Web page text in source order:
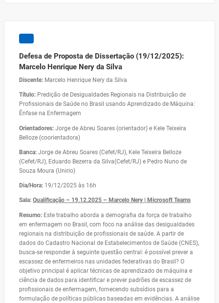
Defesa de Proposta de Dissertação (19/12/2025):
Marcelo Henrique Nery da Silva
Discente: Marcelo Henrique Nery da Silva
Título: Predição de Desigualdades Regionais na Distribuição de
Profissionais de Saúde no Brasil usando Aprendizado de Máquina:
Ênfase na Enfermagem
Orientadores: Jorge de Abreu Soares (orientador) e Kele Teixeira
Belloze (coorientadora)
Banca: Jorge de Abreu Soares (Cefet/RJ), Kele Teixeira Belloze
(Cefet/RJ), Eduardo Bezerra da Silva(Cefet/RJ) e Pedro Nuno de
Souza Moura (Unirio)
Dia/Hora: 19/12/2025 às 16h
Sala: Qualificação – 19.12.2025 – Marcelo Nery | Microsoft Teams
Resumo: Este trabalho aborda a demografia da força de trabalho
em enfermagem no Brasil, com foco na análise das desigualdades
regionais na distribuição de profissionais de saúde. A partir de
dados do Cadastro Nacional de Estabelecimentos de Saúde (CNES),
busca-se responder à seguinte questão central: é possível prever a
escassez de enfermeiros nas unidades federativas do Brasil? O
objetivo principal é aplicar técnicas de aprendizado de máquina e
ciência de dados para identificar e prever padrões de escassez de
profissionais de enfermagem, fornecendo subsídios para a
formulação de políticas públicas baseadas em evidências. A análise